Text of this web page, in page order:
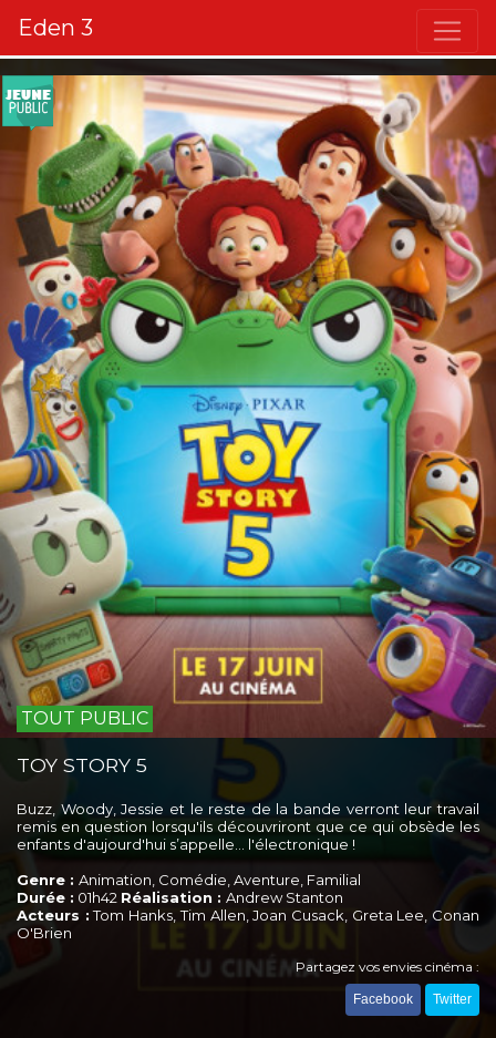
Eden 3
TOUT PUBLIC
TOY STORY 5
Buzz, Woody, Jessie et le reste de la bande verront leur travail
remis en question lorsqu'ils découvriront que ce qui obsède les
enfants d'aujourd'hui s’appelle... l'électronique !
Genre : Animation, Comédie, Aventure, Familial
Durée : 01h42 Réalisation : Andrew Stanton
Acteurs :Tom Hanks, Tim Allen, Joan Cusack, Greta Lee, Conan
O'Brien
Partagez vos envies cinéma :
Facebook Twitter